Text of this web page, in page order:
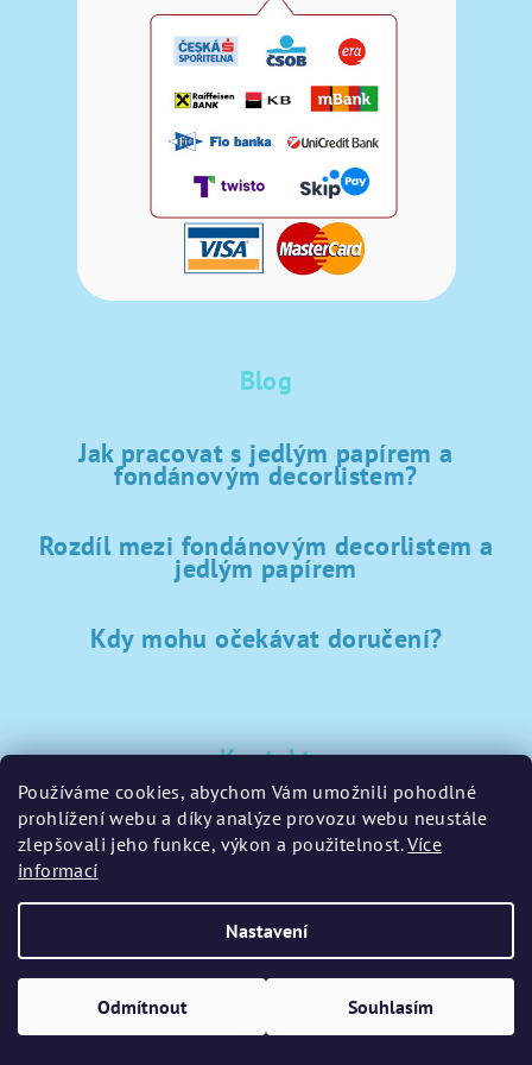
Používáme cookies, abychom Vám umožnili pohodlné
prohlížení webu a díky analýze provozu webu neustále
zlepšovali jeho funkce, výkon a použitelnost.Více
informací
Nastavení
Odmítnout Souhlasím
Blog
Jak pracovat s jedlým papírem a
fondánovým decorlistem?
Rozdíl mezi fondánovým decorlistem a
jedlým papírem
Kdy mohu očekávat doručení?
Kontakt
sklad@sladke-potreby.cz
+420 797728283
Upravit nastavení cookies
Vytvořil Shoptet